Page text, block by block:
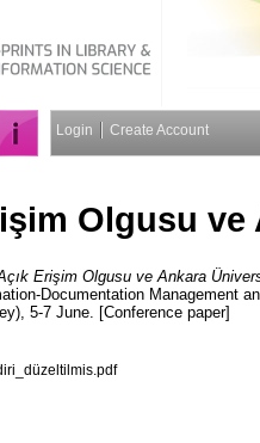
Login Create Account
Olgusu
Erişim Olgusu ve Ankara
Documentation Management
5-7 June. [Conference paper]